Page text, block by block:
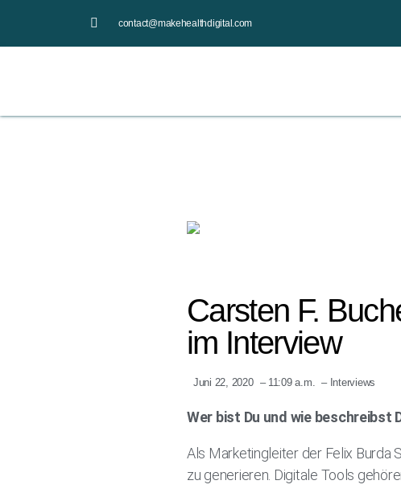
contact@makehealthdigital.com
Carsten F.
im Interview
Juni 22, 2020 –11:09 a.m. – Interviews
Wer bist Du und wie beschreibst
Als Marketingleiter der Felix Burda
zu generieren. Digitale Tools